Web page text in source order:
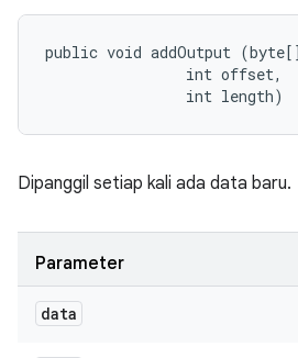
public void addOutput
                int offset,
                int length)
Dipanggil setiap kali ada data baru.
Parameter
data